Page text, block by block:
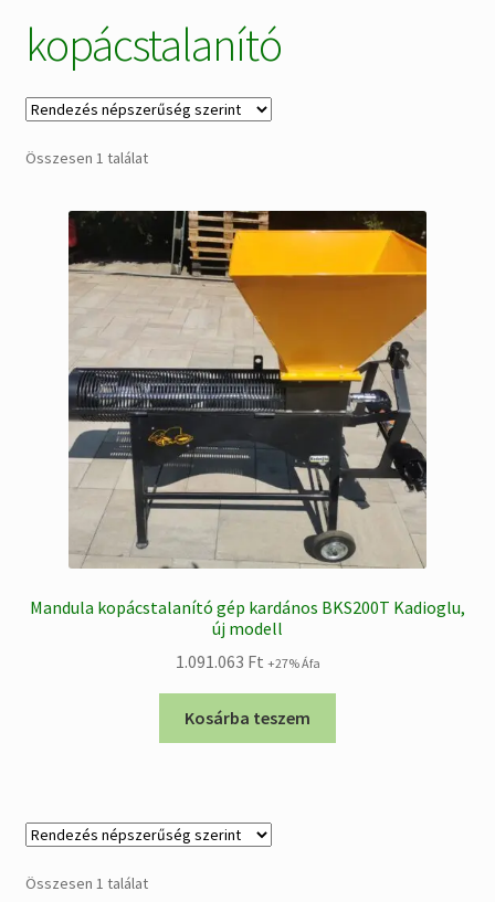
Alkatrészek
kopácstalanító
Összesen 1 találat
Mandula kopácstalanító gép kardános BKS200T Kadioglu,
új modell
1.091.063 Ft +27% Áfa
Kosárba teszem
Összesen 1 találat